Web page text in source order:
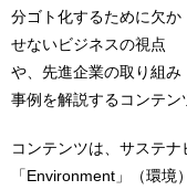
分ゴト化するために欠か
せないビジネスの視点
や、先進企業の取り組み
事例を解説するコンテン
コンテンツは、サステナ
「Environment」（環境